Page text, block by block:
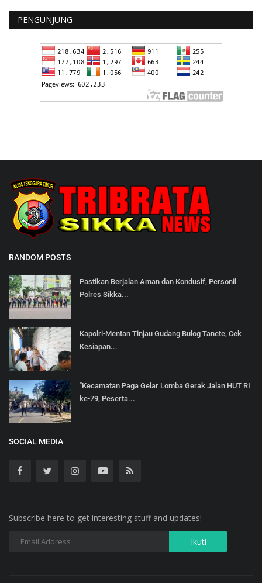
PENGUNJUNG
RANDOM POSTS
Pastikan Berjalan Aman dan Kondusif, Personil
Polres Sikka...
Kapolri-Mentan Tinjau Gudang Bulog Tanete, Cek
Kesiapan...
"Kecamatan Paga Gelar Lomba Gerak Jalan HUT RI
ke-79, Peserta...
SOCIAL MEDIA
Subscribe here to get interesting stuff and updates!